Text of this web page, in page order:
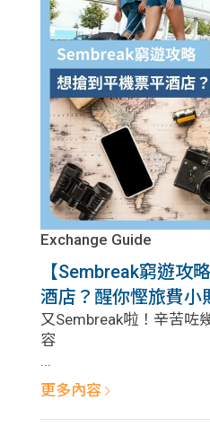
Exchange Guide
【Sembreak窮遊攻
酒店？醒你慳旅費小
又Sembreak啦！辛苦咗
容
...
更多內容